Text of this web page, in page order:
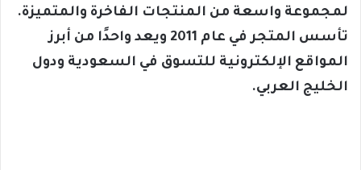
لمجموعة واسعة من المنتجات الفاخرة والمتميزة.
تأسس المتجر في عام 2011 ويعد واحدًا من أبرز
المواقع الإلكترونية للتسوق في السعودية ودول
الخليج العربي.